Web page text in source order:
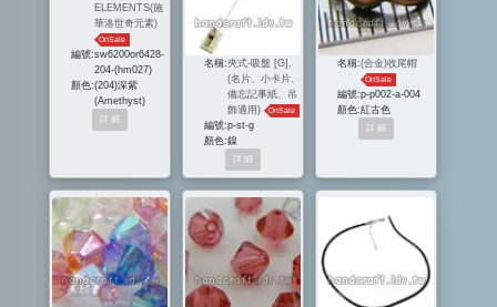
ELEMENTS(施
華洛世奇元素)
OnSale
編號:sw6200or6428-
204-(hm027)
顏色:(204)深紫
(Amethyst)
名稱:夾式-吸盤 [G],
(名片、小卡片、
備忘記事紙、吊
飾適用)
OnSale
編號:p-st-g
顏色:鎳
名稱:(合金)收尾帽
OnSale
編號:p-p002-a-004
顏色:紅古色